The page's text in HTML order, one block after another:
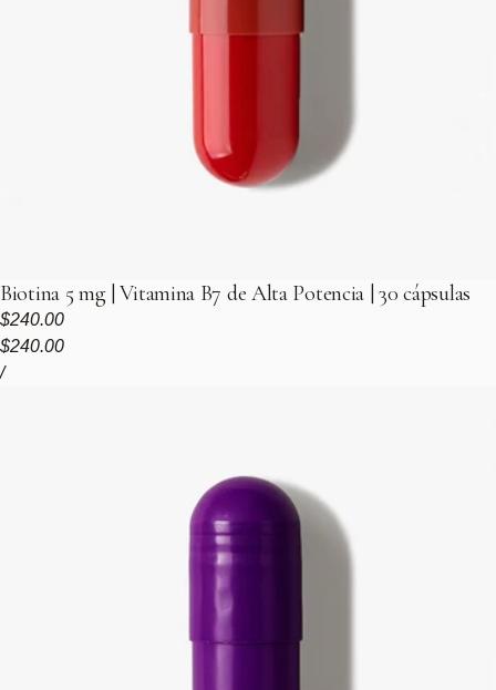
Biotina 5 mg | Vitamina B7 de Alta Potencia | 30 cápsulas
Precio regular
$240.00
Precio de venta
$240.00Precio regular
Precio unitario
/por